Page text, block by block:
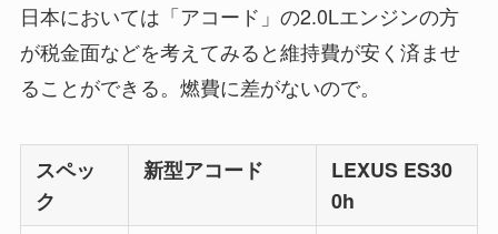
日本においては「アコード」の2.0Lエンジンの方
が税金面などを考えてみると維持費が安く済ませ
ることができる。燃費に差がないので。
スペッ
ク
新型アコード
LEXUS ES30
0h